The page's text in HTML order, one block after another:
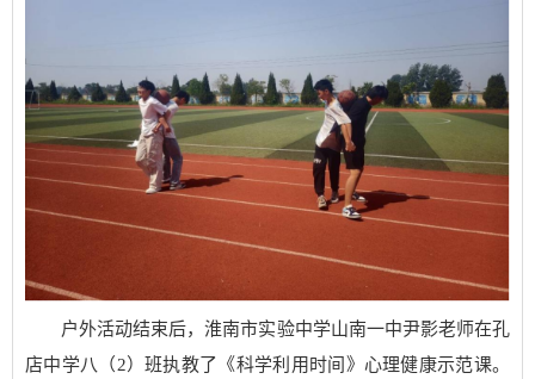
户外活动结束后，淮南市实验中学山南一中尹影老师在孔
店中学八（2）班执教了《科学利用时间》心理健康示范课。